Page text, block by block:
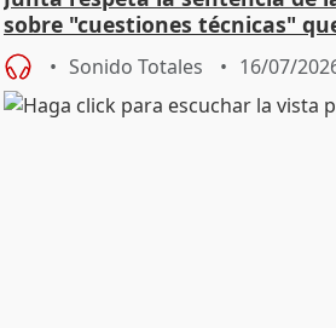
sobre "cuestiones técnicas"
const
Sonido Totales 16/07/